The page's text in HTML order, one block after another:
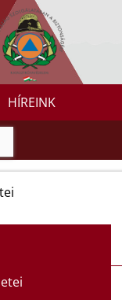
HÍREINK